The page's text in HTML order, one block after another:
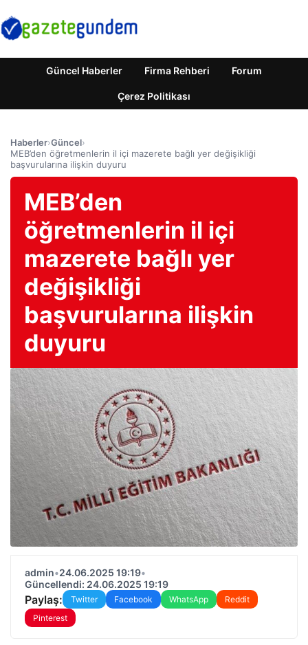
Güncel Haberler Firma Rehberi Forum
Çerez Politikası
Haberler›Güncel›
MEB’den öğretmenlerin il içi mazerete bağlı yer değişikliği
başvurularına ilişkin duyuru
MEB’den
öğretmenlerin il içi
mazerete bağlı yer
değişikliği
başvurularına ilişkin
duyuru
admin•24.06.2025 19:19•
Güncellendi: 24.06.2025 19:19
Paylaş: Twitter Facebook WhatsApp
Reddit
Pinterest